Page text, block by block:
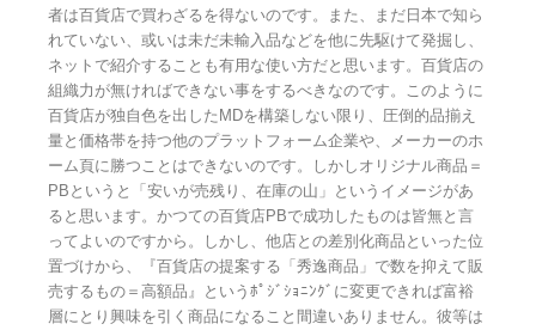
者は百貨店で買わざるを得ないのです。また、まだ日本で知ら
れていない、或いは未だ未輸入品などを他に先駆けて発掘し、
ネットで紹介することも有用な使い方だと思います。百貨店の
組織力が無ければできない事をするべきなのです。このように
百貨店が独自色を出したMDを構築しない限り、圧倒的品揃え
量と価格帯を持つ他のプラットフォーム企業や、メーカーのホ
ーム頁に勝つことはできないのです。しかしオリジナル商品＝
PBというと「安いが売残り、在庫の山」というイメージがあ
ると思います。かつての百貨店PBで成功したものは皆無と言
ってよいのですから。しかし、他店との差別化商品といった位
置づけから、『百貨店の提案する「秀逸商品」で数を抑えて販
売するもの＝高額品』というﾎﾟｼﾞｼｮﾆﾝｸﾞに変更できれば富裕
層にとり興味を引く商品になること間違いありません。彼等は